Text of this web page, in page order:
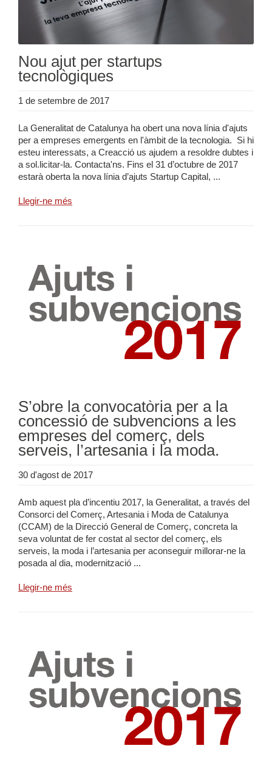
Nou ajut per startups
tecnològiques
1 de setembre de 2017
La Generalitat de Catalunya ha obert una nova línia d'ajuts
per a empreses emergents en l'àmbit de la tecnologia. Si hi
esteu interessats, a Creacció us ajudem a resoldre dubtes i
a sol.licitar-la. Contacta'ns. Fins el 31 d’octubre de 2017
estarà oberta la nova línia d’ajuts Startup Capital, ...
Llegir-ne més
S’obre la convocatòria per a la
concessió de subvencions a les
empreses del comerç, dels
serveis, l’artesania i la moda.
30 d'agost de 2017
Amb aquest pla d’incentiu 2017, la Generalitat, a través del
Consorci del Comerç, Artesania i Moda de Catalunya
(CCAM) de la Direcció General de Comerç, concreta la
seva voluntat de fer costat al sector del comerç, els
serveis, la moda i l’artesania per aconseguir millorar-ne la
posada al dia, modernització ...
Llegir-ne més